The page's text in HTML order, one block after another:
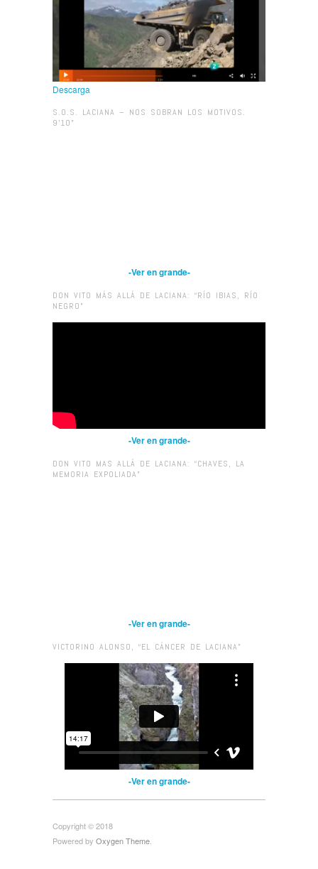
Descarga
S.O.S. LACIANA – NOS SOBRAN LOS MOTIVOS.
9’10”
-Ver en grande-
DON VITO MÁS ALLÁ DE LACIANA: “RÍO IBIAS, RÍO
NEGRO”
-Ver en grande-
DON VITO MAS ALLÁ DE LACIANA: “CHAVES, LA
MEMORIA EXPOLIADA”
-Ver en grande-
VICTORINO ALONSO, “EL CÁNCER DE LACIANA”
-Ver en grande-
Copyright © 2018
Powered by Oxygen Theme